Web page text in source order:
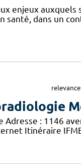
enjeux auxquels
santé, dans un
: 1146
Itinéraire